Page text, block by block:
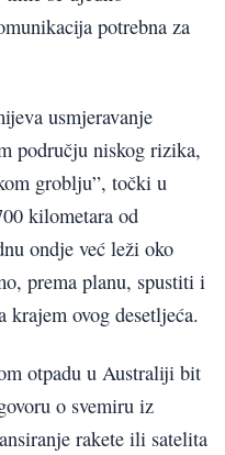
potrebna za
usmjeravanje
području niskog rizika,
groblju”, točki u
kilometara od
ondje već leži oko
prema planu, spustiti i
krajem ovog desetljeća.
otpadu u Australiji bit
o svemiru iz
rakete ili satelita